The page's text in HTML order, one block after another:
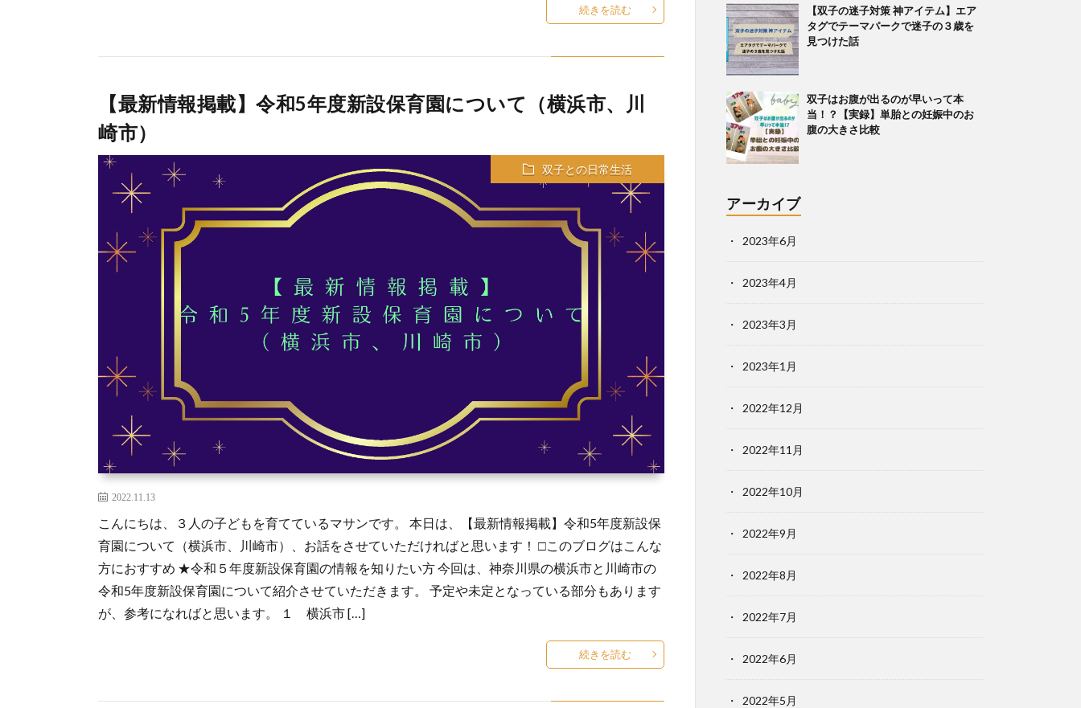
続きを読む
【最新情報掲載】令和5年度新設保育園について（横浜市、川
崎市）
双子との日常生活
2022.11.13
こんにちは、３人の子どもを育てているマサンです。 本日は、【最新情報掲載】令和5年度新設保
育園について（横浜市、川崎市）、お話をさせていただければと思います！ □このブログはこんな
方におすすめ ★令和５年度新設保育園の情報を知りたい方 今回は、神奈川県の横浜市と川崎市の
令和5年度新設保育園について紹介させていただきます。 予定や未定となっている部分もあります
が、参考になればと思います。 １ 横浜市 […]
続きを読む
【双子の迷子対策 神アイテム】エア
タグでテーマパークで迷子の３歳を
見つけた話
双子はお腹が出るのが早いって本
当！？【実録】単胎との妊娠中のお
腹の大きさ比較
アーカイブ
2023年6月
2023年4月
2023年3月
2023年1月
2022年12月
2022年11月
2022年10月
2022年9月
2022年8月
2022年7月
2022年6月
2022年5月